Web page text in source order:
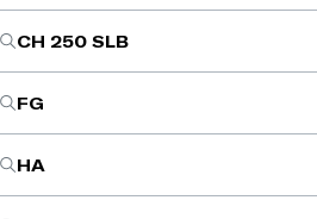
CH 250 SLB
FG
HA